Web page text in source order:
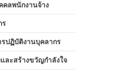
คลพนักงานจ้าง
ร
ปฏิบัติงานบุคลากร
ละสร้างขวัญกำลังใจ